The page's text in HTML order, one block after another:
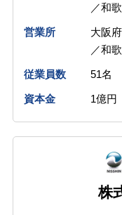
／和
営業所
大阪
／和
従業員数 51名
資本金 1億円
株